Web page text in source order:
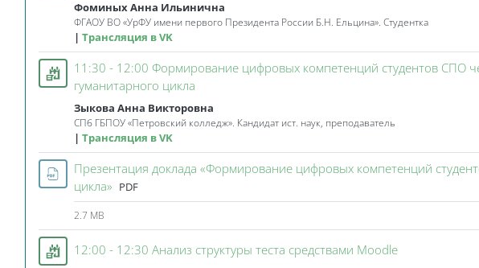
Фоминых Анна Ильинична
ФГАОУ ВО «УрФУ имени первого Президента России Б.Н. Ельцина». Студентка
Трансляция в VK
11:30 - 12:00 Формирование цифровых компетенций студентов СПО
гуманитарного цикла
Зыкова Анна Викторовна
СПб ГБПОУ «Петровский колледж». Кандидат ист. наук, преподаватель
Трансляция в VK
Презентация доклада «Формирование цифровых компетенций
цикла» File
PDF
2.7 MB
12:00 - 12:30 Анализ структуры теста средствами MoodleEvent 3KL